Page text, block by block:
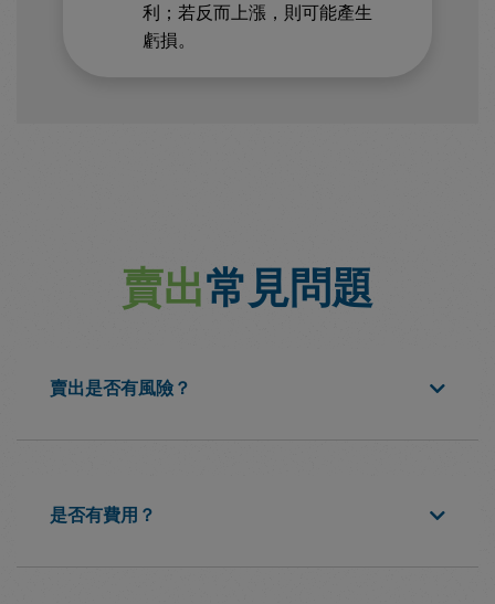
利；若反而上漲，則可能產生
虧損。
賣出常見問題
賣出是否有風險？
是否有費用？